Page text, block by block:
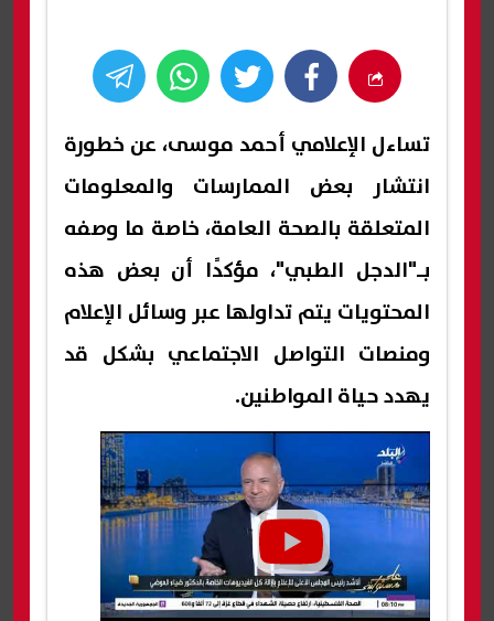
تساءل الإعلامي أحمد موسى، عن خطورة
انتشار بعض الممارسات والمعلومات
المتعلقة بالصحة العامة، خاصة ما وصفه
بـ"الدجل الطبي"، مؤكدًا أن بعض هذه
المحتويات يتم تداولها عبر وسائل الإعلام
ومنصات التواصل الاجتماعي بشكل قد
يهدد حياة المواطنين.